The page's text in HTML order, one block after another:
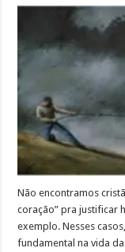
Não encontramos
coração” pra justificar
exemplo. Nesses
fundamental na vida